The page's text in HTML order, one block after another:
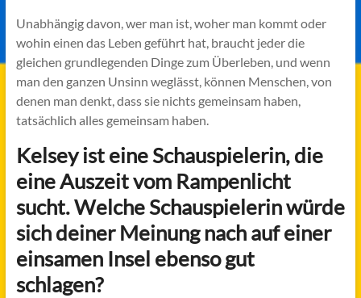
Unabhängig davon, wer man ist, woher man kommt oder
wohin einen das Leben geführt hat, braucht jeder die
gleichen grundlegenden Dinge zum Überleben, und wenn
man den ganzen Unsinn weglässt, können Menschen, von
denen man denkt, dass sie nichts gemeinsam haben,
tatsächlich alles gemeinsam haben.
Kelsey ist eine Schauspielerin, die
eine Auszeit vom Rampenlicht
sucht. Welche Schauspielerin würde
sich deiner Meinung nach auf einer
einsamen Insel ebenso gut
schlagen?